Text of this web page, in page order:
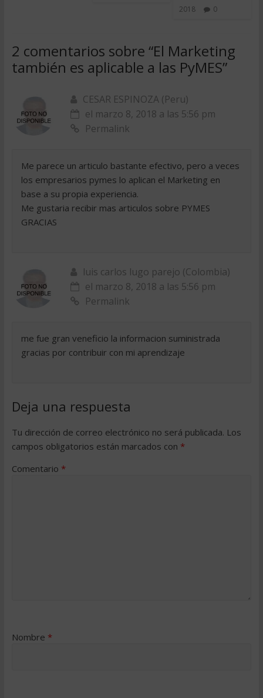
2018
0
2 comentarios sobre “El Marketing
también es aplicable a las PyMES”
CESAR ESPINOZA (Peru)
el marzo 8, 2018 a las 5:56 pm
Permalink
Me parece un articulo bastante efectivo, pero a veces
los empresarios pymes lo aplican el Marketing en
base a su propia experiencia.
Me gustaria recibir mas articulos sobre PYMES
GRACIAS
luis carlos lugo parejo (Colombia)
el marzo 8, 2018 a las 5:56 pm
Permalink
me fue gran veneficio la informacion suministrada
gracias por contribuir con mi aprendizaje
Deja una respuesta
Tu dirección de correo electrónico no será publicada. Los
campos obligatorios están marcados con *
Comentario *
Nombre *